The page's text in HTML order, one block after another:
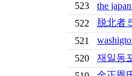
523
the
522
脱北者
521
520
재일동